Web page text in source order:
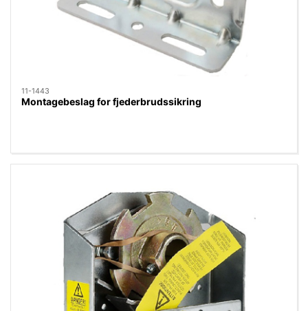
11-1443
Montagebeslag for fjederbrudssikring